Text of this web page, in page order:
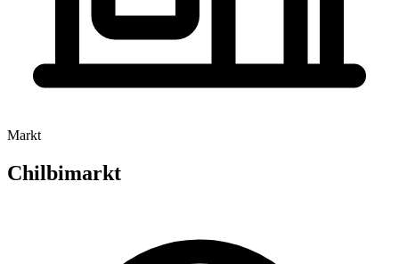
Markt
Chilbimarkt